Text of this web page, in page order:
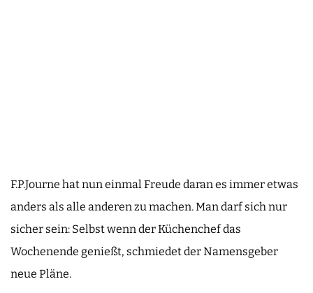
F.P.Journe hat nun einmal Freude daran es immer etwas
anders als alle anderen zu machen. Man darf sich nur
sicher sein: Selbst wenn der Küchenchef das
Wochenende genießt, schmiedet der Namensgeber
neue Pläne.